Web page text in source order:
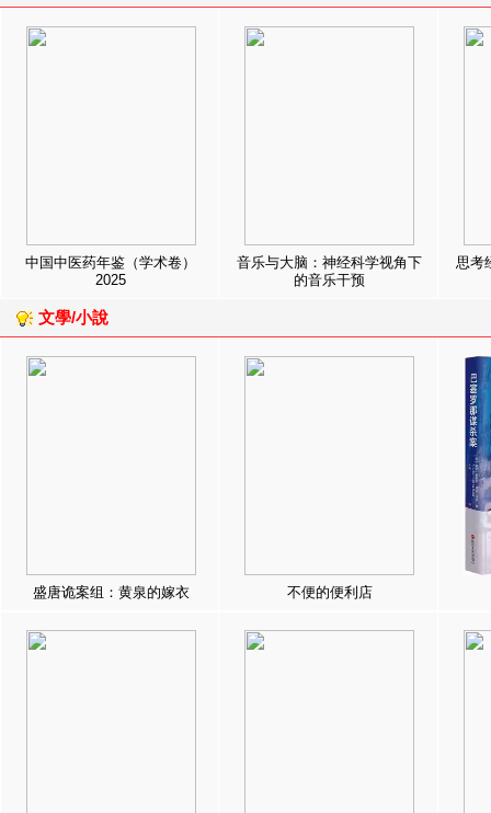
中国中医药年鉴（学术卷）
2025
音乐与大脑：神经科学视角下
的音乐干预
思考
文學/小說
盛唐诡案组：黄泉的嫁衣 不便的便利店